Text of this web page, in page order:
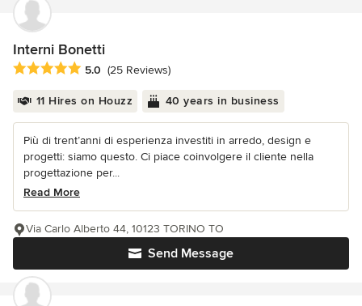
Interni Bonetti
Average rating: 5 out of 5 stars
5.0 (25 Reviews)
11 Hires on Houzz 40 years in business
Più di trent’anni di esperienza investiti in arredo, design e
progetti: siamo questo. Ci piace coinvolgere il cliente nella
progettazione per...
Read More
Send Message
Via Carlo Alberto 44, 10123 TORINO TO